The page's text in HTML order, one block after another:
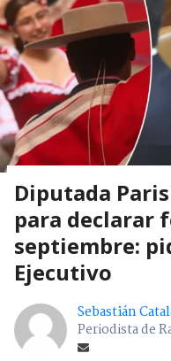
Diputada
para declarar
septiembre:
Ejecutivo
Sebastián
Periodista de